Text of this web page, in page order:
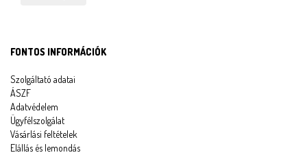
FONTOS INFORMÁCIÓK
Szolgáltató adatai
ÁSZF
Adatvédelem
Ügyfélszolgálat
Vásárlási feltételek
Elállás és lemondás